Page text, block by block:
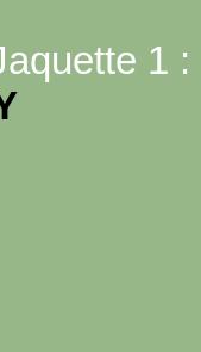
1 :